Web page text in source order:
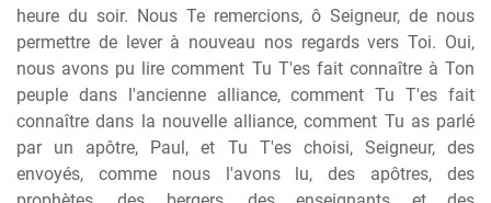
heure du soir. Nous Te remercions, ô Seigneur, de nous
permettre de lever à nouveau nos regards vers Toi. Oui,
nous avons pu lire comment Tu T'es fait connaître à Ton
peuple dans l'ancienne alliance, comment Tu T'es fait
connaître dans la nouvelle alliance, comment Tu as parlé
par un apôtre, Paul, et Tu T'es choisi, Seigneur, des
envoyés, comme nous l'avons lu, des apôtres, des